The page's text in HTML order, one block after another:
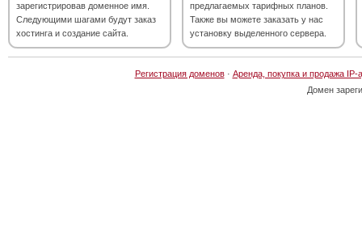
зарегистрировав доменное имя.
Следующими шагами будут заказ
хостинга и создание сайта.
предлагаемых тарифных планов.
Также вы можете заказать у нас
установку выделенного сервера.
Регистрация доменов· Аренда, покупка и продажа IP-
Домен